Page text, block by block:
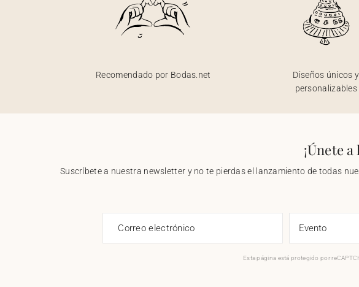
Recomendado por Bodas.net
Diseños únicos y
personalizables
¡Únete
Suscríbete a nuestra newsletter y no te pierdas el lanzamiento de todas
Correo electrónico
Esta página está protegido por